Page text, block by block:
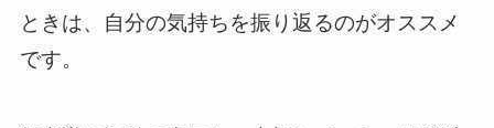
ときは、自分の気持ちを振り返るのがオススメ
です。